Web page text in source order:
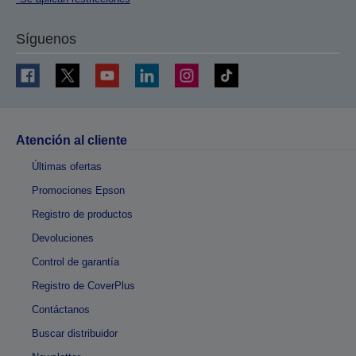
Síguenos
Atención al cliente
Últimas ofertas
Promociones Epson
Registro de productos
Devoluciones
Control de garantía
Registro de CoverPlus
Contáctanos
Buscar distribuidor